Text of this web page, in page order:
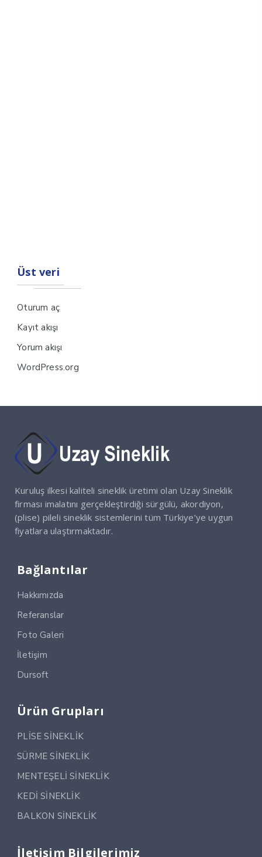
Üst veri
Oturum aç
Kayıt akışı
Yorum akışı
WordPress.org
Kuruluş ilkesi kaliteli sineklik üretimi olan Uzay Sineklik
firması imalatını gerçekleştirdiği sürgülü, akordiyon,
(plise) pileli sineklik sistemlerini tüm Türkiye’ye uygun
fiyatlara ulaştırmaktadır.
Bağlantılar
Hakkımızda
Referanslar
Foto Galeri
İletişim
Dursoft
Ürün Grupları
PLİSE SİNEKLİK
SÜRME SİNEKLİK
MENTEŞELİ SİNEKLİK
KEDİ SİNEKLİK
BALKON SİNEKLİK
İletişim Bilgilerimiz